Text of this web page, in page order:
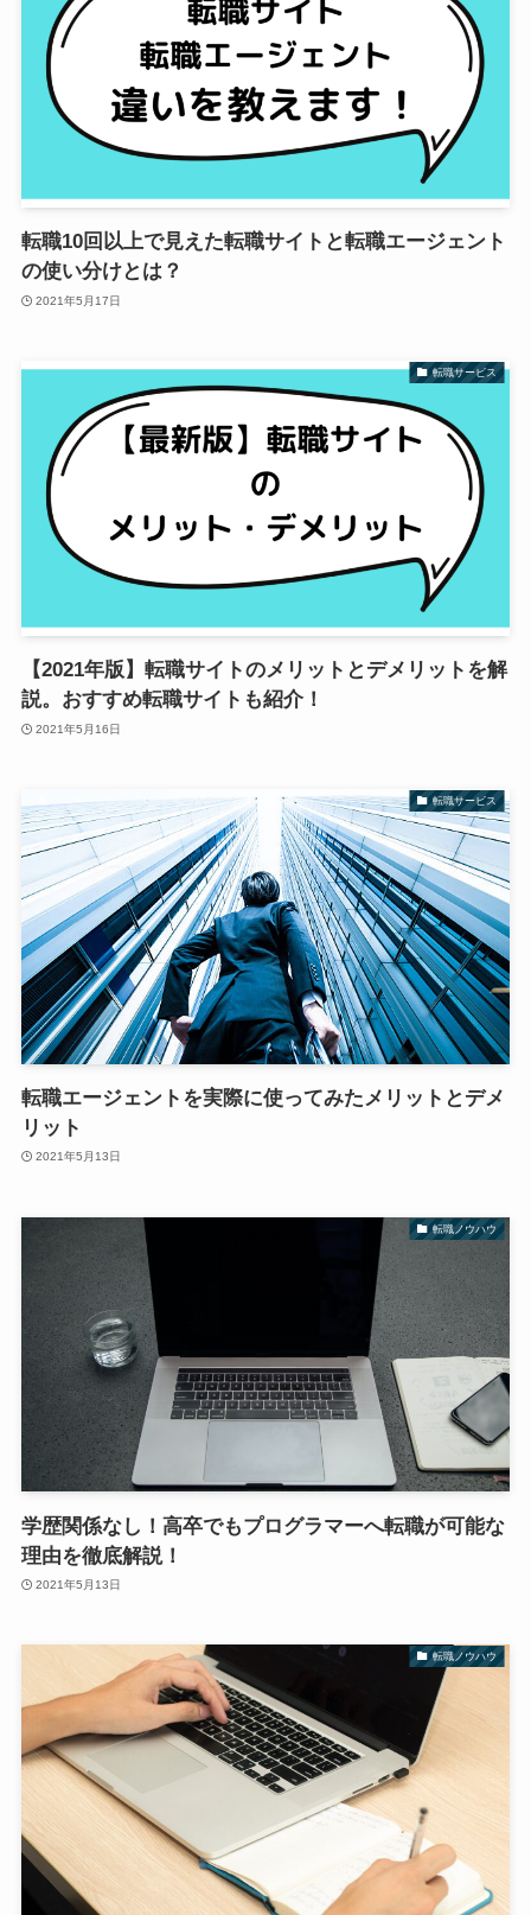
転職10回以上で見えた転職サイトと転職エージェント
の使い分けとは？
2021年5月17日
転職サービス
【2021年版】転職サイトのメリットとデメリットを解
説。おすすめ転職サイトも紹介！
2021年5月16日
転職サービス
転職エージェントを実際に使ってみたメリットとデメ
リット
2021年5月13日
転職ノウハウ
学歴関係なし！高卒でもプログラマーへ転職が可能な
理由を徹底解説！
2021年5月13日
転職ノウハウ